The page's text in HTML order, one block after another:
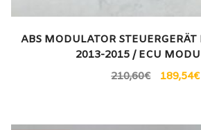
ABS MODULATOR
2013-2015 / ECU
210,60€ 189,54€